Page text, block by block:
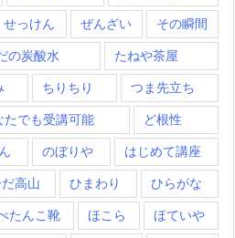
せっけん ぜんざい その瞬間
の炭酸水 たねや茶屋
ちりちり つま先立ち
たでも受講可能 ど根性
のぼりや はじめて講座
高山 ひまわり ひらがな
たんこ靴 ほこら ほていや